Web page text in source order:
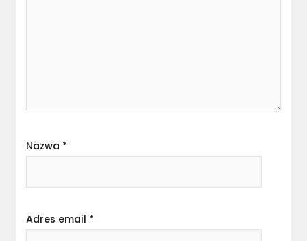
Nazwa *
Adres email *